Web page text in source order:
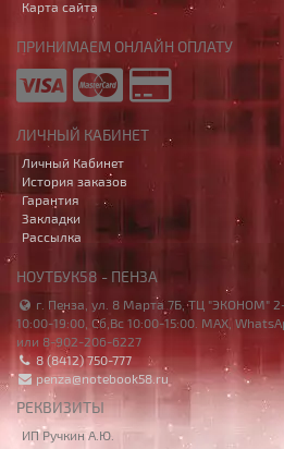
Карта сайта
ПРИНИМАЕМ ОНЛАЙН ОПЛАТУ
ЛИЧНЫЙ КАБИНЕТ
Личный Кабинет
История заказов
Гарантия
Закладки
Рассылка
НОУТБУК58 - ПЕНЗА
г. Пенза, ул. 8 Марта 7Б, ТЦ "ЭКОНОМ"
10:00-19:00, Сб,Вс 10:00-15:00. MAX,
или 8-902-206-6227
8 (8412) 750-777
penza@notebook58.ru
РЕКВИЗИТЫ
ИП Ручкин А.Ю.